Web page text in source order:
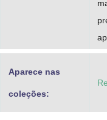
Aparece nas
coleções: